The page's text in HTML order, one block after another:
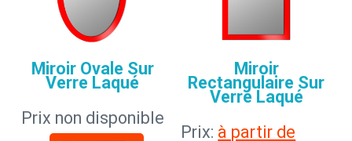
Miroir Ovale Sur
Verre Laqué
Prix non disponible
Miroir
Rectangulaire Sur
Verre Laqué
Prix: à partir de